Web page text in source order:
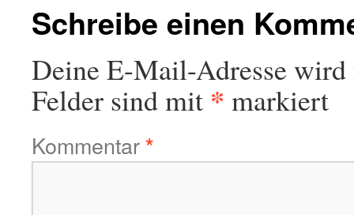
Schreibe einen
Deine E-Mail-Adresse
Felder sind mit * markiert
Kommentar*